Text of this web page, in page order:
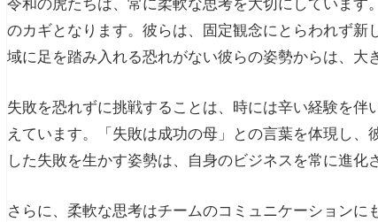
令和の虎たちは、常に柔軟な思考を大切にしていま
のカギとなります。彼らは、固定観念にとらわれず
域に足を踏み入れる恐れがない彼らの姿勢からは、大
失敗を恐れずに挑戦することは、時には辛い経験を
えています。「失敗は成功の母」との言葉を体現し
した失敗を生かす姿勢は、自身のビジネスを常に進化
さらに、柔軟な思考はチームのコミュニケーション